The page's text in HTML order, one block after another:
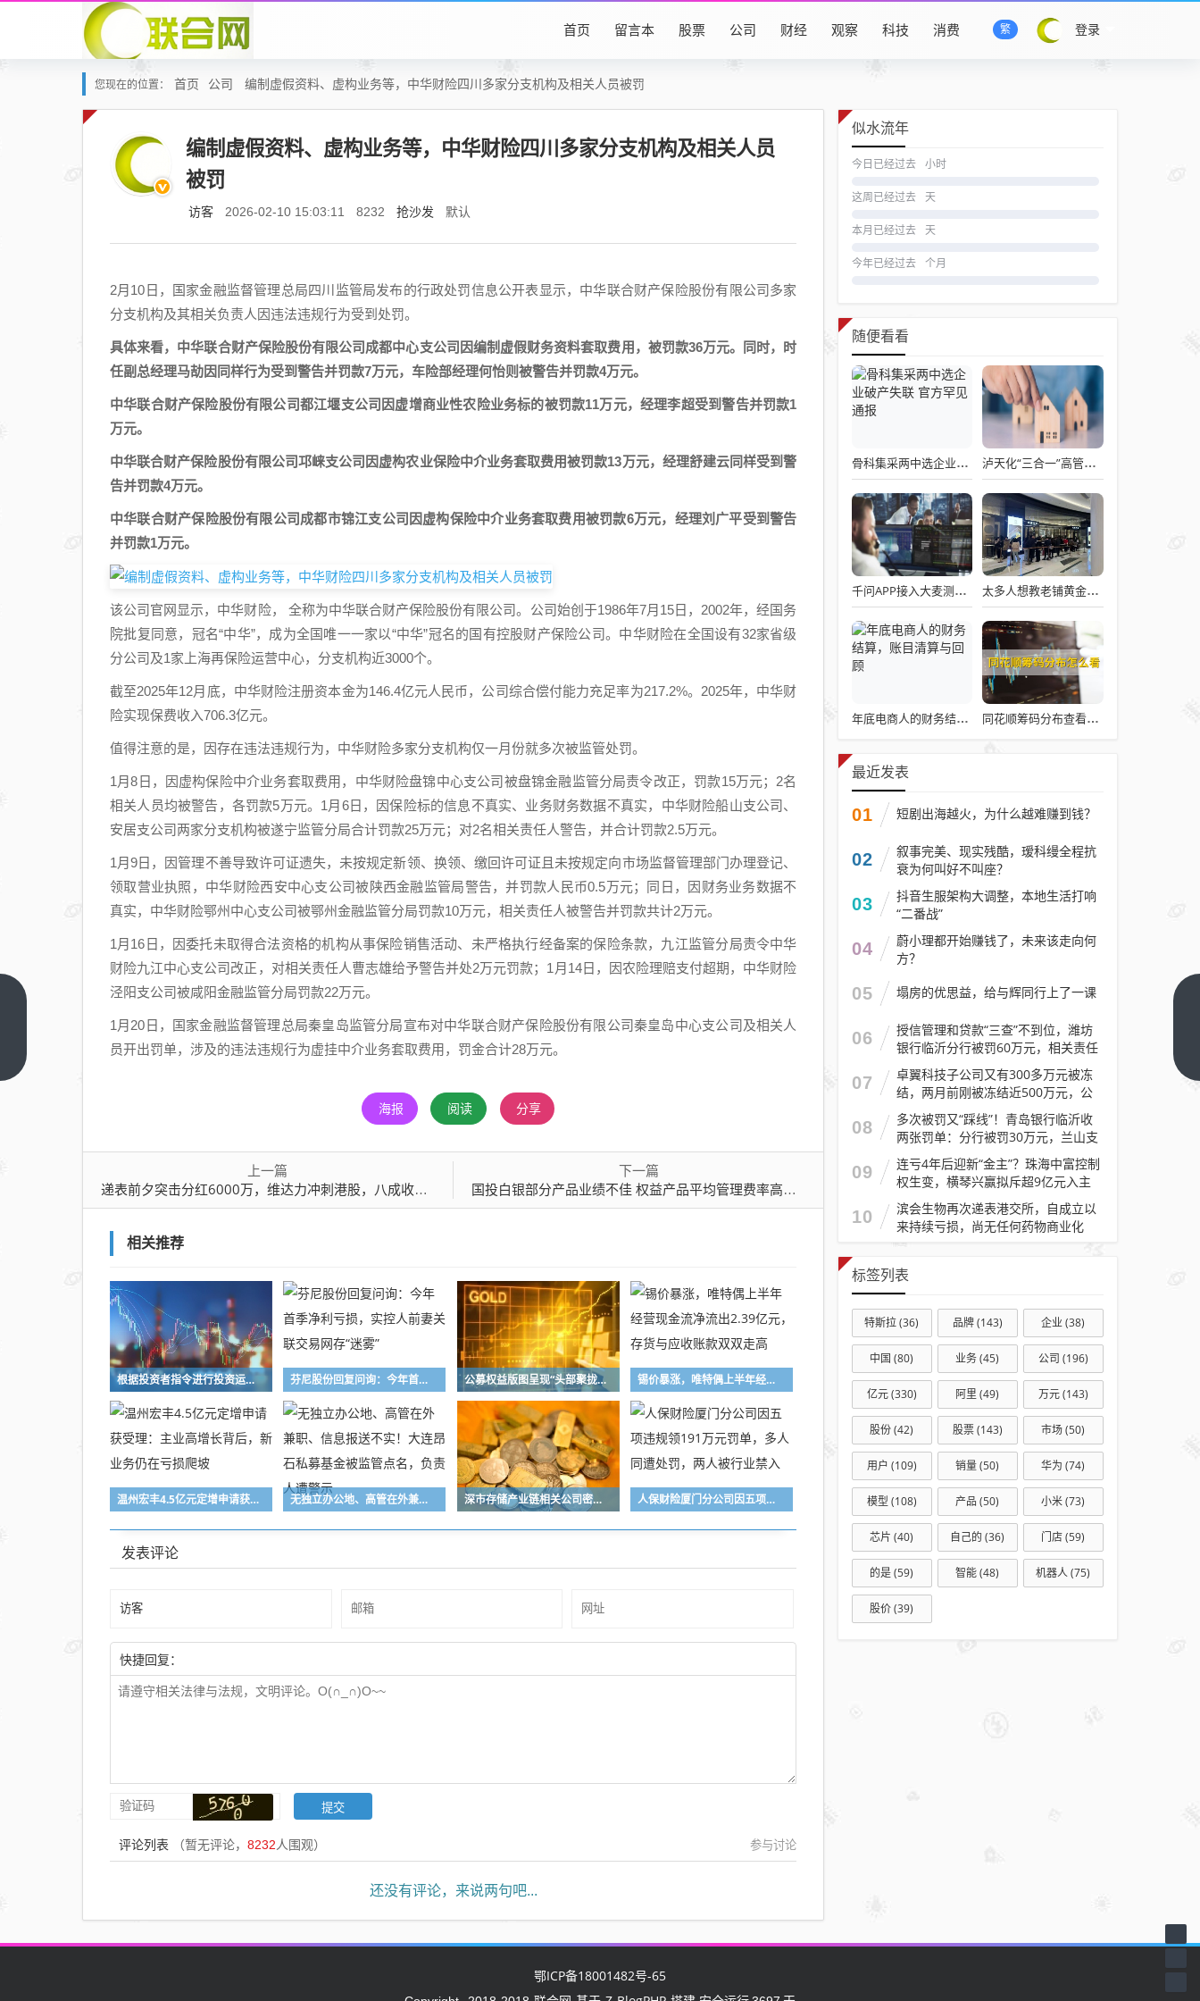
登录
繁
首页 留言本 股票 公司 财经 观察 科技 消费
您现在的位置： 首页 公司 编制虚假资料、虚构业务等，中华财险四川多家分支机构及相关人员被罚
编制虚假资料、虚构业务等，中华财险四川多家分支机构及相关人员
被罚
访客 2026-02-10 15:03:11 8232 抢沙发 默认
2月10日，国家金融监督管理总局四川监管局发布的行政处罚信息公开表显示，中华联合财产保险股份有限公司多家
分支机构及其相关负责人因违法违规行为受到处罚。
具体来看，中华联合财产保险股份有限公司成都中心支公司因编制虚假财务资料套取费用，被罚款36万元。同时，时
任副总经理马劼因同样行为受到警告并罚款7万元，车险部经理何怡则被警告并罚款4万元。
中华联合财产保险股份有限公司都江堰支公司因虚增商业性农险业务标的被罚款11万元，经理李超受到警告并罚款1
万元。
中华联合财产保险股份有限公司邛崃支公司因虚构农业保险中介业务套取费用被罚款13万元，经理舒建云同样受到警
告并罚款4万元。
中华联合财产保险股份有限公司成都市锦江支公司因虚构保险中介业务套取费用被罚款6万元，经理刘广平受到警告
并罚款1万元。
该公司官网显示，中华财险， 全称为中华联合财产保险股份有限公司。公司始创于1986年7月15日，2002年，经国务
院批复同意，冠名“中华”，成为全国唯一一家以“中华”冠名的国有控股财产保险公司。中华财险在全国设有32家省级
分公司及1家上海再保险运营中心，分支机构近3000个。
截至2025年12月底，中华财险注册资本金为146.4亿元人民币，公司综合偿付能力充足率为217.2%。2025年，中华财
险实现保费收入706.3亿元。
值得注意的是，因存在违法违规行为，中华财险多家分支机构仅一月份就多次被监管处罚。
1月8日，因虚构保险中介业务套取费用，中华财险盘锦中心支公司被盘锦金融监管分局责令改正，罚款15万元；2名
相关人员均被警告，各罚款5万元。1月6日，因保险标的信息不真实、业务财务数据不真实，中华财险船山支公司、
安居支公司两家分支机构被遂宁监管分局合计罚款25万元；对2名相关责任人警告，并合计罚款2.5万元。
1月9日，因管理不善导致许可证遗失，未按规定新领、换领、缴回许可证且未按规定向市场监督管理部门办理登记、
领取营业执照，中华财险西安中心支公司被陕西金融监管局警告，并罚款人民币0.5万元；同日，因财务业务数据不
真实，中华财险鄂州中心支公司被鄂州金融监管分局罚款10万元，相关责任人被警告并罚款共计2万元。
1月16日，因委托未取得合法资格的机构从事保险销售活动、未严格执行经备案的保险条款，九江监管分局责令中华
财险九江中心支公司改正，对相关责任人曹志雄给予警告并处2万元罚款；1月14日，因农险理赔支付超期，中华财险
泾阳支公司被咸阳金融监管分局罚款22万元。
1月20日，国家金融监督管理总局秦皇岛监管分局宣布对中华联合财产保险股份有限公司秦皇岛中心支公司及相关人
员开出罚单，涉及的违法违规行为虚挂中介业务套取费用，罚金合计28万元。
海报 阅读 分享
上一篇
递表前夕突击分红6000万，维达力冲刺港股，八成收入来自五大客户
下一篇
国投白银部分产品业绩不佳 权益产品平均管理费率高于行业均值
相关推荐
根据投资者指令进行投资运作！长兴万乘私募及时任副总经理收警示函 芬尼股份回复问询：今年首季净利亏损，实控人前妻关联交易网存“迷雾” 公募权益版图呈现“头部聚拢、中小深耕”格局 百亿级主动权益基金扩容至72只，16家公募主动权益规模突破千亿元 锡价暴涨，唯特偶上半年经营现金流净流出2.39亿元，存货与应收账款双双走高
温州宏丰4.5亿元定增申请获受理：主业高增长背后，新业务仍在亏损爬坡 无独立办公地、高管在外兼职、信息报送不实！大连昂石私募基金被监管点名，负责人遭警示 深市存储产业链相关公司密集释放积极信号，业界看好行业高景气度持续性 人保财险厦门分公司因五项违规领191万元罚单，多人同遭处罚，两人被行业禁入
发表评论
快捷回复：
评论列表 （暂无评论， 8232人围观） 参与讨论
还没有评论，来说两句吧...
似水流年
今日已经过去 小时
这周已经过去 天
本月已经过去 天
今年已经过去 个月
随便看看
骨科集采两中选企业破产失联 官方罕见通报 泸天化“三合一”高管王斌辞职：高管变动叠加财务、业绩双重压力，公司进入阶段性调整期
千问APP接入大麦测试“一句话买电影票” 太多人想教老铺黄金怎么做生意了
年底电商人的财务结算，账目清算与回顾 同花顺筹码分布查看详解攻略
最近发表
01 短剧出海越火，为什么越难赚到钱？
02
叙事完美、现实残酷，瑷科缦全程抗
衰为何叫好不叫座？
03
抖音生服架构大调整，本地生活打响
“二番战”
04
蔚小理都开始赚钱了，未来该走向何
方？
05 塌房的优思益，给与辉同行上了一课
06
授信管理和贷款“三查”不到位，潍坊
银行临沂分行被罚60万元，相关责任
人被警告
07
卓翼科技子公司又有300多万元被冻
结，两月前刚被冻结近500万元，公
司去年预计亏损至少2.1亿元
08
多次被罚又“踩线”！青岛银行临沂收
两张罚单：分行被罚30万元，兰山支
行被罚30万元
09
连亏4年后迎新“金主”？珠海中富控制
权生变，横琴兴赢拟斥超9亿元入主
10
滨会生物再次递表港交所，自成立以
来持续亏损，尚无任何药物商业化
标签列表
特斯拉(36) 品牌(143) 企业(38)
中国 (80) 业务(45) 公司 (196)
亿元(330) 阿里 (49) 万元(143)
股份(42) 股票(143) 市场(50)
用户 (109) 销量(50) 华为 (74)
模型 (108) 产品 (50) 小米(73)
芯片 (40) 自己的 (36) 门店(59)
的是(59) 智能(48) 机器人(75)
股价(39)
鄂ICP备18001482号-65